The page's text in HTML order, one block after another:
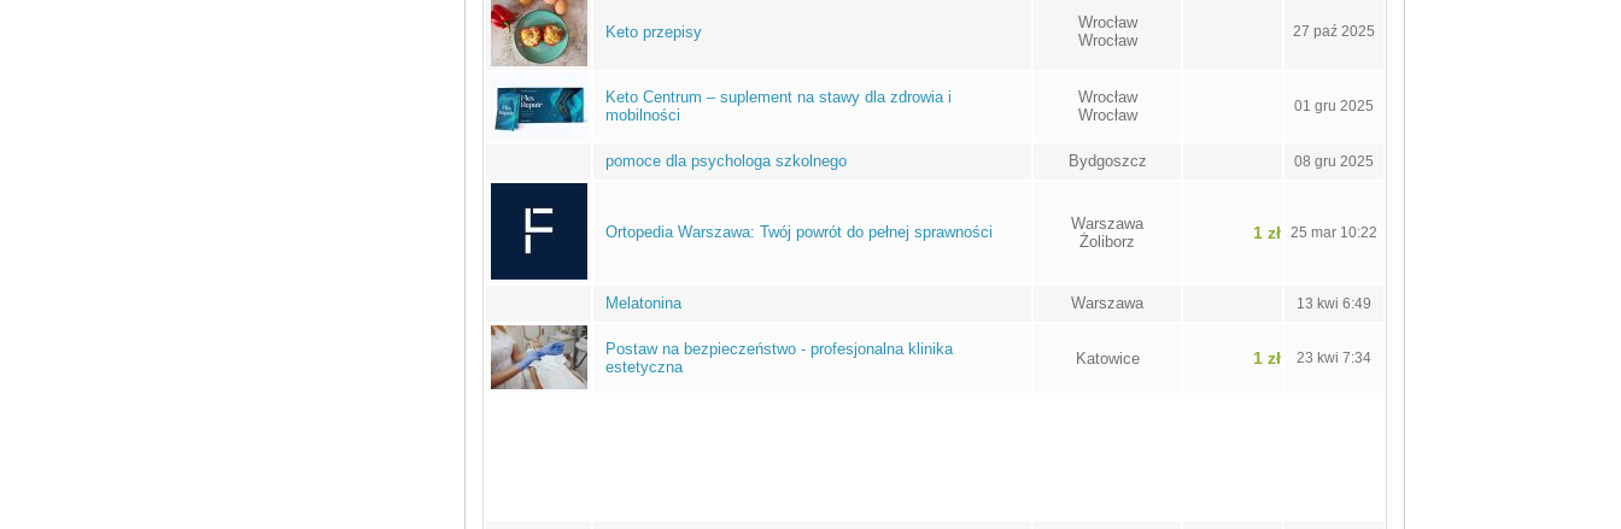
Keto przepisy
Wrocław
Wrocław
27 paź 2025
Keto Centrum – suplement na stawy dla zdrowia i
mobilności
Wrocław
Wrocław
01 gru 2025
pomoce dla psychologa szkolnego Bydgoszcz 08 gru 2025
Ortopedia Warszawa: Twój powrót do pełnej sprawności
Warszawa
Żoliborz
1 zł 25 mar 10:22
Melatonina Warszawa 13 kwi 6:49
Postaw na bezpieczeństwo - profesjonalna klinika
estetyczna
Katowice 1 zł 23 kwi 7:34